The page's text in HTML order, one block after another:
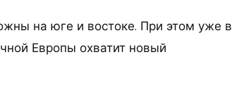
на юге и востоке. При этом уже в
Европы охватит новый